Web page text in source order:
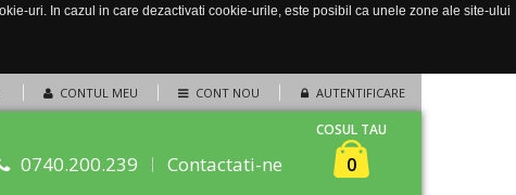
uri. In cazul in care dezactivati cookie-urile, este posibil ca unele zone ale site-ului
CONTUL MEU CONT NOU AUTENTIFICARE
0740.200.239 Contactati-ne
COSUL TAU
0